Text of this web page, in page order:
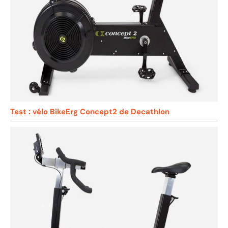
Test : vélo BikeErg Concept2 de Decathlon